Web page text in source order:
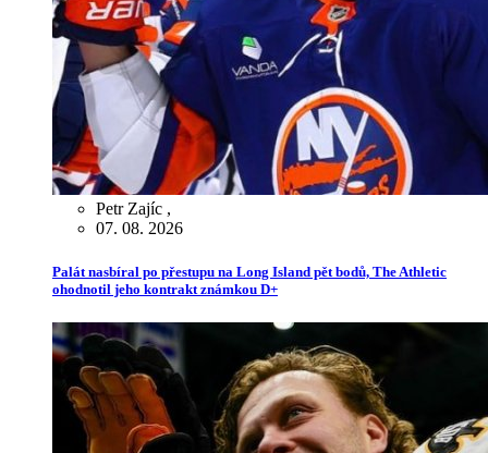
Petr Zajíc ,
07. 08. 2026
Palát nasbíral po přestupu na Long Island pět bodů, The Athletic
ohodnotil jeho kontrakt známkou D+